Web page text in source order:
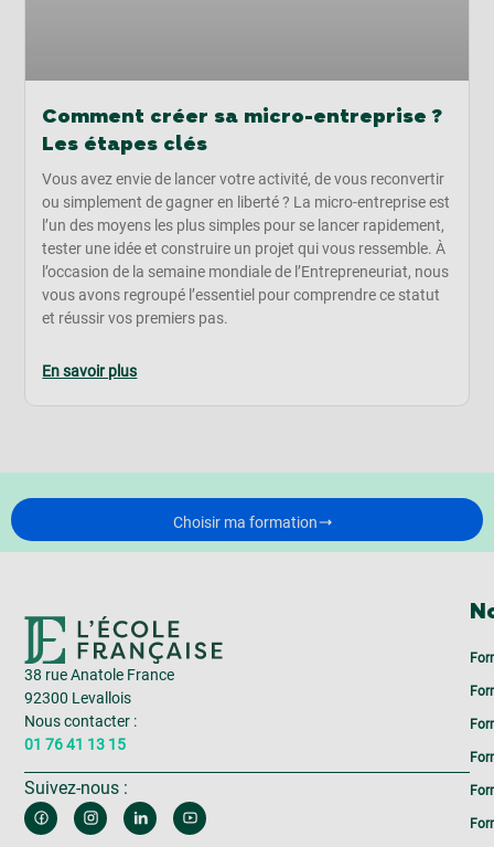
Comment créer sa micro-entreprise ?
Les étapes clés
Vous avez envie de lancer votre activité, de vous reconvertir
ou simplement de gagner en liberté ? La micro-entreprise est
l’un des moyens les plus simples pour se lancer rapidement,
tester une idée et construire un projet qui vous ressemble. À
l’occasion de la semaine mondiale de l’Entrepreneuriat, nous
vous avons regroupé l’essentiel pour comprendre ce statut
et réussir vos premiers pas.
En savoir plus
Choisir ma formation
38 rue Anatole France
92300 Levallois
Nous contacter :
01 76 41 13 15
Suivez-nous :